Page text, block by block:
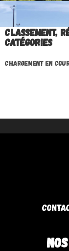
Classement,
catégories
Chargement en